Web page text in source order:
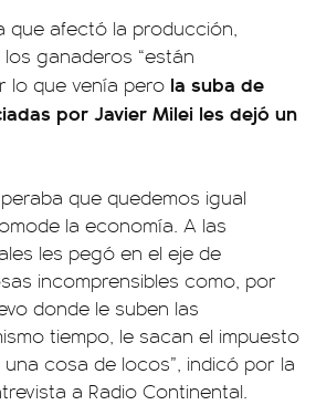
que afectó la producción,
ganaderos “están
lo que venía pero la suba de
por Javier Milei les dejó un
que quedemos igual
la economía. A las
les pegó en el eje de
incomprensibles como, por
donde le suben las
tiempo, le sacan el impuesto
cosa de locos”, indicó por la
a Radio Continental.